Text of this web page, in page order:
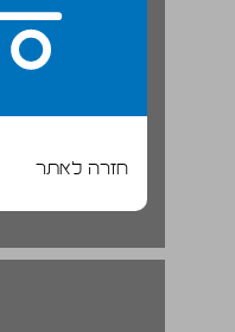
חזרה לאתר